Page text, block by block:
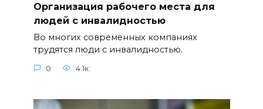
Организация рабочего места для
людей с инвалидностью
Во многих современных компаниях
трудятся люди с инвалидностью.
0 4.1к.